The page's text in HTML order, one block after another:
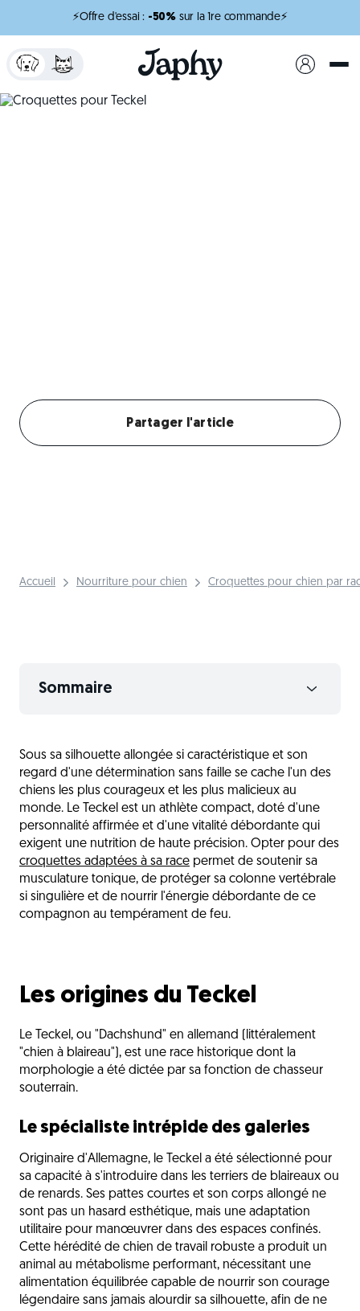
⚡Offre d'essai : -50% sur la 1re commande⚡
Partager l'article
Accueil Nourriture pour chien Croquettes pour chien par
Sommaire
La nutrition du Teckel
Les sensibilités du Teckel
Les critères de choix des croquettes
Les besoins selon les étapes de vie
Une gamelle à la hauteur de son caractère
L'avis du vétérinaire
Sous sa silhouette allongée si caractéristique et son
regard d'une détermination sans faille se cache l'un des
chiens les plus courageux et les plus malicieux au
monde. Le Teckel est un athlète compact, doté d'une
personnalité affirmée et d'une vitalité débordante qui
exigent une nutrition de haute précision. Opter pour des
croquettes adaptées à sa race permet de soutenir sa
musculature tonique, de protéger sa colonne vertébrale
si singulière et de nourrir l'énergie débordante de ce
compagnon au tempérament de feu.
Les origines du Teckel
Le Teckel, ou "Dachshund" en allemand (littéralement
"chien à blaireau"), est une race historique dont la
morphologie a été dictée par sa fonction de chasseur
souterrain.
Le spécialiste intrépide des galeries
Originaire d'Allemagne, le Teckel a été sélectionné pour
sa capacité à s'introduire dans les terriers de blaireaux ou
de renards. Ses pattes courtes et son corps allongé ne
sont pas un hasard esthétique, mais une adaptation
utilitaire pour manœuvrer dans des espaces confinés.
Cette hérédité de chien de travail robuste a produit un
animal au métabolisme performant, nécessitant une
alimentation équilibrée capable de nourrir son courage
légendaire sans jamais alourdir sa silhouette, afin de ne